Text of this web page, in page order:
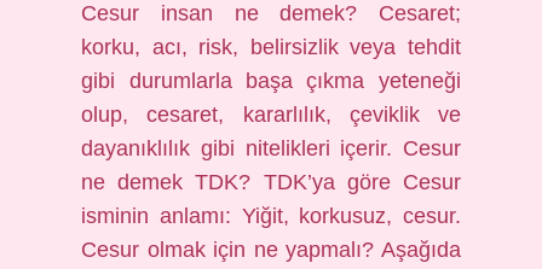
Cesur insan ne demek? Cesaret;
korku, acı, risk, belirsizlik veya tehdit
gibi durumlarla başa çıkma yeteneği
olup, cesaret, kararlılık, çeviklik ve
dayanıklılık gibi nitelikleri içerir. Cesur
ne demek TDK? TDK’ya göre Cesur
isminin anlamı: Yiğit, korkusuz, cesur.
Cesur olmak için ne yapmalı? Aşağıda